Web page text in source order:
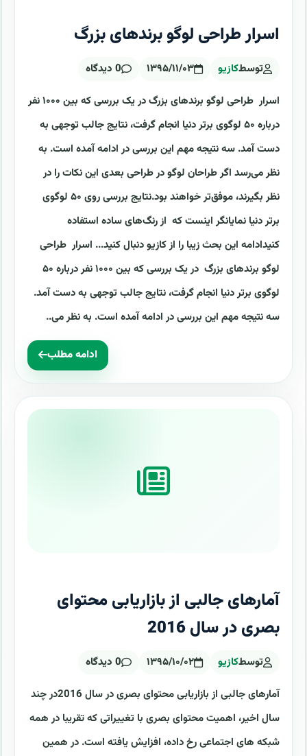
اسرار طراحی لوگو برندهای بزرگ
توسطکازیو ۱۳۹۵/۱۱/۰۳ 0 دیدگاه
اسرار طراحی لوگو برندهای بزرگ در یک بررسی که بین ۱۰۰۰ نفر
درباره ۵۰ لوگوی برتر دنیا انجام گرفت، نتایج جالب توجهی به
دست آمد. سه نتیجه مهم این بررسی در ادامه آمده است. به
نظر می‌رسد اگر طراحان لوگو در طراحی بعدی این نکات را در
نظر بگیرند، موفق‌تر خواهند بود.نتایج بررسی روی ۵۰ لوگوی
برتر دنیا نمایانگر اینست که از رنگ‌های ساده استفاده
کنیدادامه این بحث زیبا را از کازیو دنبال کنید... اسرار طراحی
لوگو برندهای بزرگ در یک بررسی که بین ۱۰۰۰ نفر درباره ۵۰
لوگوی برتر دنیا انجام گرفت، نتایج جالب توجهی به دست آمد.
سه نتیجه مهم این بررسی در ادامه آمده است. به نظر می..
ادامه مطلب
آمارهای جالبی از بازاریابی محتوای
بصری در سال 2016
توسطکازیو ۱۳۹۵/۱۰/۰۲ 0 دیدگاه
آمارهای جالبی از بازاریابی محتوای بصری در سال 2016در چند
سال اخیر، اهمیت محتوای بصری با تغییراتی که تقریبا در همه
شبکه های اجتماعی رخ داده، افزایش یافته است. در همین